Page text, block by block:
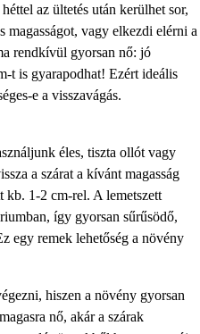
az ültetés után kerülhet sor,
magasságot, vagy elkezdi elérni a
rendkívül gyorsan nő: jó
t is gyarapodhat! Ezért ideális
e a visszavágás.
éles, tiszta ollót vagy
a szárat a kívánt magasság
kb. 1-2 cm-rel. A lemetszett
így gyorsan sűrűsödő,
egy remek lehetőség a növény
hiszen a növény gyorsan
nő, akár a szárak